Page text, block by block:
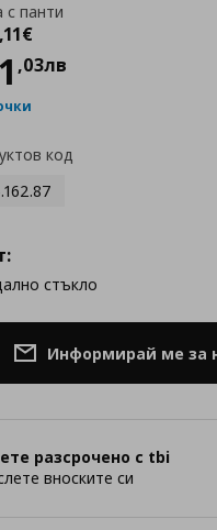
с панти
,11€
,03лв
код
стъкло
Информирай ме за
разсрочено с tbi
вноските си